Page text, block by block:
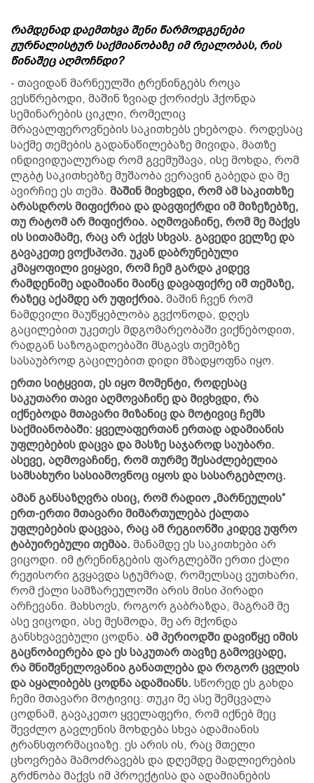
რამდენად დაემთხვა შენი წარმოდგენები
ჟურნალისტურ საქმიანობაზე იმ რეალობას, რის
წინაშეც აღმოჩნდი?
- თავიდან მარნეულში ტრენინგებს როცა
ვესწრებოდი, მაშინ ზვიად ქორიძეს ჰქონდა
სემინარების ციკლი, რომელიც
მრავალფეროვნების საკითხებს ეხებოდა. როდესაც
საქმე თემების გადანაწილებაზე მივიდა, მათზე
ინდივიდუალურად რომ გვემუშავა, ისე მოხდა, რომ
ლგბტ საკითხებზე მუშაობა ვერავინ გაბედა და მე
ავირჩიე ეს თემა. მაშინ მივხვდი, რომ ამ საკითხზე
არასდროს მიფიქრია და დავფიქრდი იმ მიზეზებზე,
თუ რატომ არ მიფიქრია. აღმოვაჩინე, რომ მე მაქვს
ის სითამამე, რაც არ აქვს სხვას. გავედი ველზე და
გავაკეთე ვოქსპოპი. უკან დაბრუნებული
კმაყოფილი ვიყავი, რომ ჩემ გარდა კიდევ
რამდენიმე ადამიანი მაინც დავაფიქრე იმ თემაზე,
რაზეც აქამდე არ უფიქრია. მაშინ ჩვენ რომ
ნამდვილი მაუწყებლობა გვქონოდა, დღეს
გაცილებით უკეთეს მდგომარეობაში ვიქნებოდით,
რადგან საზოგადოებაში მსგავს თემებზე
სასაუბროდ გაცილებით დიდი მზადყოფნა იყო.
ერთი სიტყვით, ეს იყო მომენტი, როდესაც
საკუთარი თავი აღმოვაჩინე და მივხვდი, რა
იქნებოდა მთავარი მიზანიც და მოტივიც ჩემს
საქმიანობაში: ყველაფერთან ერთად ადამიანის
უფლებების დაცვა და მასზე საჯაროდ საუბარი.
ასევე, აღმოვაჩინე, რომ თურმე შესაძლებელია
სამსახური სასიამოვნოც იყოს და სასარგებლოც.
ამან განსაზღვრა ისიც, რომ რადიო „მარნეულის“
ერთ-ერთი მთავარი მიმართულება ქალთა
უფლებების დაცვაა, რაც ამ რეგიონში კიდევ უფრო
ტაბუირებული თემაა. მანამდე ეს საკითხები არ
ვიცოდი. იმ ტრენინგების ფარგლებში ერთი ქალი
რეჟისორი გვყავდა სტუმრად, რომელსაც ვუთხარი,
რომ ქალი სამზარეულოში არის მისი პირადი
არჩევანი. მახსოვს, როგორ გაბრაზდა, მაგრამ მე
ასე ვიცოდი, ასე მესმოდა, მე არ მქონდა
განსხვავებული ცოდნა. ამ პერიოდში დავიწყე იმის
გაცნობიერება და ეს საკუთარ თავზე გამოვცადე,
რა მნიშვნელოვანია განათლება და როგორ ცვლის
და აყალიბებს ცოდნა ადამიანს. სწორედ ეს გახდა
ჩემი მთავარი მოტივიც: თუკი მე ასე შემცვალა
ცოდნამ, გავაკეთო ყველაფერი, რომ იქნებ მეც
შევძლო გავლენის მოხდება სხვა ადამიანის
ტრანსფორმაციაზე. ეს არის ის, რაც მთელი
ცხოვრება მამოძრავებს და დღემდე მადლიერების
გრძნობა მაქვს იმ პროექტისა და ადამიანების